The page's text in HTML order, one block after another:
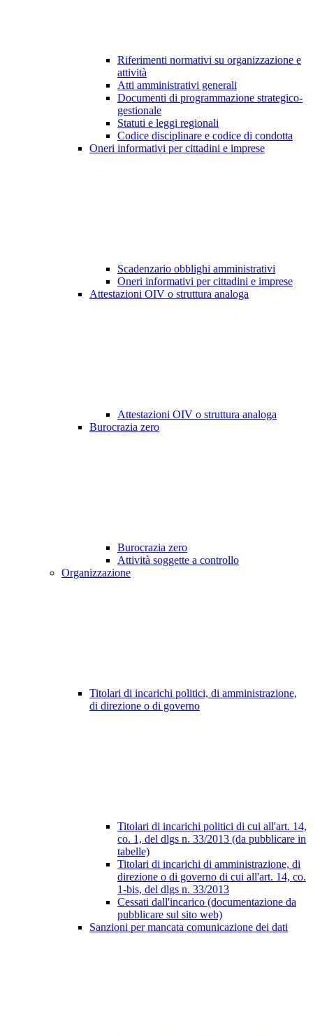
Riferimenti normativi su organizzazione e
attività
Atti amministrativi generali
Documenti di programmazione strategico-
gestionale
Statuti e leggi regionali
Codice disciplinare e codice di condotta
Oneri informativi per cittadini e imprese
Scadenzario obblighi amministrativi
Oneri informativi per cittadini e imprese
Attestazioni OIV o struttura analoga
Attestazioni OIV o struttura analoga
Burocrazia zero
Burocrazia zero
Attività soggette a controllo
Organizzazione
Titolari di incarichi politici, di amministrazione,
di direzione o di governo
Titolari di incarichi politici di cui all'art. 14,
co. 1, del dlgs n. 33/2013 (da pubblicare in
tabelle)
Titolari di incarichi di amministrazione, di
direzione o di governo di cui all'art. 14, co.
1-bis, del dlgs n. 33/2013
Cessati dall'incarico (documentazione da
pubblicare sul sito web)
Sanzioni per mancata comunicazione dei dati